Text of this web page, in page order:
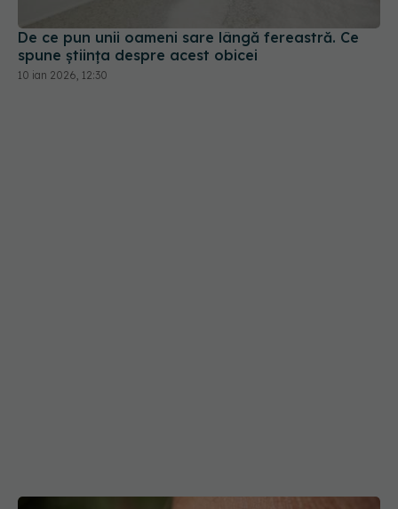
De ce pun unii oameni sare lângă fereastră. Ce
spune știința despre acest obicei
10 ian 2026, 12:30